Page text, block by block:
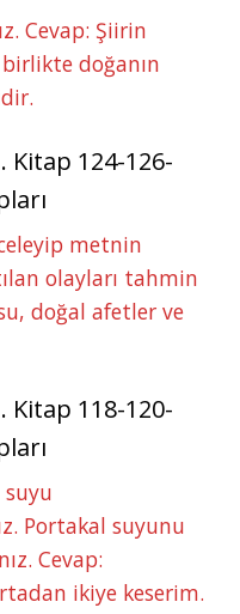
Cevap: Şiirin
doğanın
Kitap 124-126-
metnin
olayları tahmin
doğal afetler ve
Kitap 118-120-
suyu
Portakal suyunu
Cevap:
ikiye keserim.